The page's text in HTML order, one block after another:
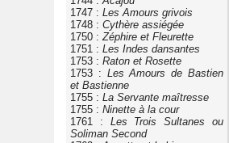
1747 : Les Amours grivois
1748 : Cythère assiégée
1750 : Zéphire et Fleurette
1751 : Les Indes dansantes
1753 : Raton et Rosette
1753 : Les Amours de Bastien
et Bastienne
1755 : La Servante maîtresse
1755 : Ninette à la cour
1761 : Les Trois Sultanes ou
Soliman Second